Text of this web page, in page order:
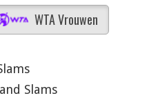
WTA Vrouwen
Slams